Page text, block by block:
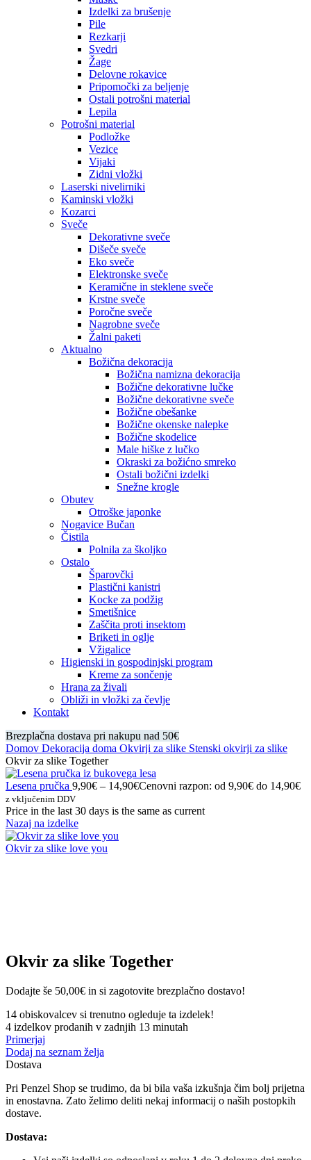
Izdelki za brušenje
Pile
Rezkarji
Svedri
Žage
Delovne rokavice
Pripomočki za beljenje
Ostali potrošni material
Lepila
Potrošni material
Podložke
Vezice
Vijaki
Zidni vložki
Laserski nivelirniki
Kaminski vložki
Kozarci
Sveče
Dekorativne sveče
Dišeče sveče
Eko sveče
Elektronske sveče
Keramične in steklene sveče
Krstne sveče
Poročne sveče
Nagrobne sveče
Žalni paketi
Aktualno
Božična dekoracija
Božična namizna dekoracija
Božične dekorativne lučke
Božične dekorativne sveče
Božične obešanke
Božične okenske nalepke
Božične skodelice
Male hiške z lučko
Okraski za božićno smreko
Ostali božični izdelki
Snežne krogle
Obutev
Otroške japonke
Nogavice Bučan
Čistila
Polnila za školjko
Ostalo
Šparovčki
Plastični kanistri
Kocke za podžig
Smetišnice
Zaščita proti insektom
Briketi in oglje
Vžigalice
Higienski in gospodinjski program
Kreme za sončenje
Hrana za živali
Obliži in vložki za čevlje
Kontakt
Brezplačna dostava pri nakupu nad 50€
Domov Dekoracija doma Okvirji za slike Stenski okvirji za slike
Okvir za slike Together
Lesena pručka 9,90€ – 14,90€Cenovni razpon: od 9,90€ do 14,90€
z vključenim DDV
Price in the last 30 days is the same as current
Nazaj na izdelke
Okvir za slike love you
Okvir za slike Together
Dodajte še 50,00€ in si zagotovite brezplačno dostavo!
14 obiskovalcev si trenutno ogleduje ta izdelek!
4 izdelkov prodanih v zadnjih 13 minutah
Primerjaj
Dodaj na seznam želja
Dostava
Pri Penzel Shop se trudimo, da bi bila vaša izkušnja čim bolj prijetna
in enostavna. Zato želimo deliti nekaj informacij o naših postopkih
dostave.
Dostava: